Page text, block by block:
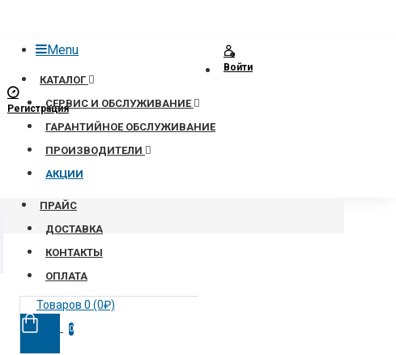
Menu
КАТАЛОГ
СЕРВИС И ОБСЛУЖИВАНИЕ
ГАРАНТИЙНОЕ ОБСЛУЖИВАНИЕ
ПРОИЗВОДИТЕЛИ
АКЦИИ
ПРАЙС
ДОСТАВКА
КОНТАКТЫ
ОПЛАТА
Товаров 0 (0₽)
0
Войти
Регистрация